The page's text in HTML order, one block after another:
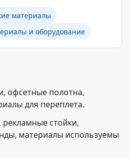
материалы
и оборудование
офсетные полотна,
для переплета.
стойки,
материалы используемы